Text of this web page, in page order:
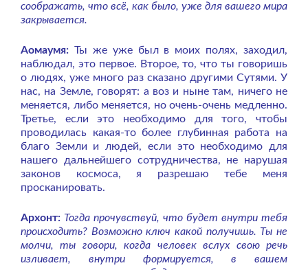
соображать, что всё, как было, уже для вашего мира
закрывается.
Аомаумя: Ты же уже был в моих полях, заходил,
наблюдал, это первое. Второе, то, что ты говоришь
о людях, уже много раз сказано другими Сутями. У
нас, на Земле, говорят: а воз и ныне там, ничего не
меняется, либо меняется, но очень-очень медленно.
Третье, если это необходимо для того, чтобы
проводилась какая-то более глубинная работа на
благо Земли и людей, если это необходимо для
нашего дальнейшего сотрудничества, не нарушая
законов космоса, я разрешаю тебе меня
просканировать.
Архонт: Тогда прочувствуй, что будет внутри тебя
происходить? Возможно ключ какой получишь. Ты не
молчи, ты говори, когда человек вслух свою речь
изливает, внутри формируется, в вашем